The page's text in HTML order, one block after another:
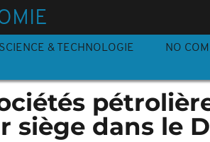
SCIENCE & TECHNOLOGIE NO
siège dans le